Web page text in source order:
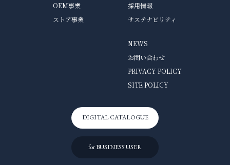
OEM事業
ストア事業
採用情報
サステナビリティ
NEWS
お問い合わせ
PRIVACY POLICY
SITE POLICY
DIGITAL CATALOGUE
for BUSINESS USER